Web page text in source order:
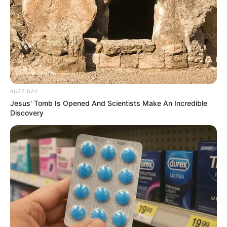
Mute
single pertama berjudulCity That Never Sleepspada Juli 2020.
Selain single, ia juga merilis album yang berjudulBroken
Memories(2022). Bahkan, ia mengisi Soundtrack drama Korea
yang berjudulSnowdrop (2022), drama yang dibitangi olehJisoo
BLACKPINK.
BUZZ DAY
Jesus' Tomb Is Opened And Scientists Make An Incredible
Discovery